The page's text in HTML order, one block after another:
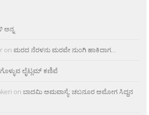
ಅನ್ನ
on ಮರದ ನೆರಳನು ಮರವೇ ನುಂಗಿ ಹಾಕಿದಾಗ…
ಲೈಟ್ಲಮ್ ಕಣಿವೆ
on ಬಾದಮಿ ಅಮವಾಸ್ಯೆ: ಚಬನೂರ ಅಮೋಗ ಸಿದ್ದನ